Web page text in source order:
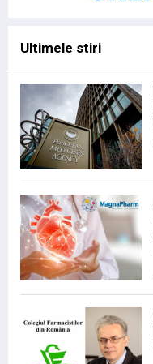
Ultimele stiri